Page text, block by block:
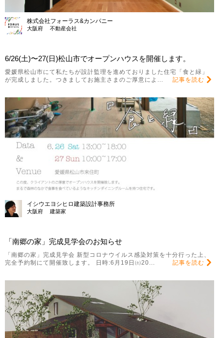
株式会社フォーラス&カンパニー
大阪府 不動産会社
6/26(土)〜27(日)松山市でオープンハウスを開催します。
愛媛県松山市にて私たちが設計監理を進めておりました住宅「食と緑」
が完成しました。つきましてお施主さまのご厚意によ...
記事を読む
イシウエヨシヒロ建築設計事務所
大阪府 建築家
「南郷の家」完成見学会のお知らせ
「南郷の家」完成見学会 新型コロナウイルス感染対策を十分行った上、
完全予約制にて開催致します。 日時:6月19日㈯20...
記事を読む